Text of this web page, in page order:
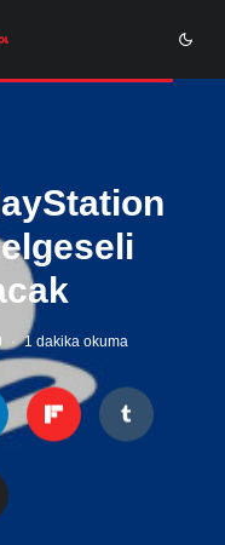
· 1 dakika okuma